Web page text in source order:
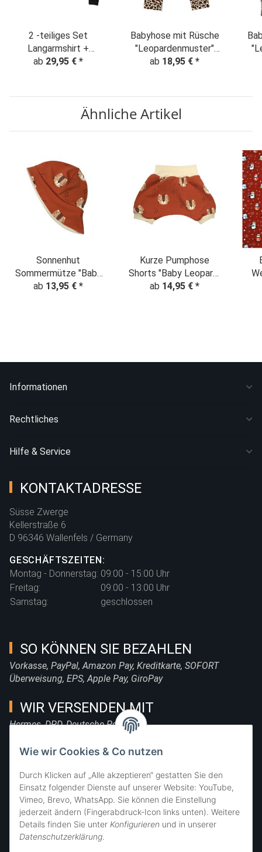
Wie wir Cookies & Co nutzen
Durch Klicken auf „Alle akzeptieren“ gestatten Sie den
Einsatz folgender Dienste auf unserer Website: YouTube,
Vimeo, Brevo, WhatsApp. Sie können die Einstellung
jederzeit ändern (Fingerabdruck-Icon links unten). Weitere
Details finden Sie unter Konfigurieren und in unserer
Datenschutzerklärung.
2 -teiliges Set
Langarmshirt +
Pumphose
schwarz
ab 29,95 € *
Babyhose mit Rüsche
"Leopardenmuster"
Animalprint beige-
ab 18,95 € *
Ähnliche Artikel
Sonnenhut
Sommermütze "Baby
Leopard" rostrot
ab 13,95 € *
Kurze Pumphose
Shorts "Baby Leopard"
rostrot
ab 14,95 € *
Informationen
Rechtliches
Hilfe & Service
KONTAKTADRESSE
Süsse Zwerge
Kellerstraße 6
D 96346 Wallenfels / Germany
GESCHÄFTSZEITEN:
Montag - Donnerstag: 09:00 - 15:00 Uhr
Freitag:
09:00 - 13:00 Uhr
Samstag:
geschlossen
SO KÖNNEN SIE BEZAHLEN
Vorkasse, PayPal, Amazon Pay, Kreditkarte, SOFORT
Überweisung, EPS, Apple Pay, GiroPay
WIR VERSENDEN MIT
Hermes, DPD, Deutsche Post, DHL
FOLGE UNS
SIE ERREICHEN UNS